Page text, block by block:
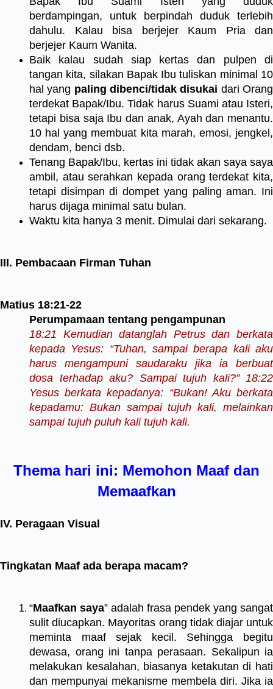
berdampingan, untuk berpindah duduk terlebih
dahulu. Kalau bisa berjejer Kaum Pria dan
berjejer Kaum Wanita.
Baik kalau sudah siap kertas dan pulpen di
tangan kita, silakan Bapak Ibu tuliskan minimal 10
hal yang paling dibenci/tidak disukai dari Orang
terdekat Bapak/Ibu. Tidak harus Suami atau Isteri,
tetapi bisa saja Ibu dan anak, Ayah dan menantu.
10 hal yang membuat kita marah, emosi, jengkel,
dendam, benci dsb.
Tenang Bapak/Ibu, kertas ini tidak akan saya saya
ambil, atau serahkan kepada orang terdekat kita,
tetapi disimpan di dompet yang paling aman. Ini
harus dijaga minimal satu bulan.
Waktu kita hanya 3 menit. Dimulai dari sekarang.
III. Pembacaan Firman Tuhan
Matius 18:21-22
Perumpamaan tentang pengampunan
18:21 Kemudian datanglah Petrus dan berkata
kepada Yesus: “Tuhan, sampai berapa kali aku
harus mengampuni saudaraku jika ia berbuat
dosa terhadap aku? Sampai tujuh kali?” 18:22
Yesus berkata kepadanya: “Bukan! Aku berkata
kepadamu: Bukan sampai tujuh kali, melainkan
sampai tujuh puluh kali tujuh kali.
Thema hari ini: Memohon Maaf dan
Memaafkan
IV. Peragaan Visual
Tingkatan Maaf ada berapa macam?
“Maafkan saya” adalah frasa pendek yang sangat
sulit diucapkan. Mayoritas orang tidak diajar untuk
meminta maaf sejak kecil. Sehingga begitu
dewasa, orang ini tanpa perasaan. Sekalipun ia
melakukan kesalahan, biasanya ketakutan di hati
dan mempunyai mekanisme membela diri. Jika ia